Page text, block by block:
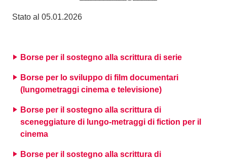
Stato al 05.01.2026
Borse per il sostegno alla scrittura di serie
Borse per lo sviluppo di film documentari
(lungometraggi cinema e televisione)
Borse per il sostegno alla scrittura di
sceneggiature di lungo-metraggi di fiction per il
cinema
Borse per il sostegno alla scrittura di